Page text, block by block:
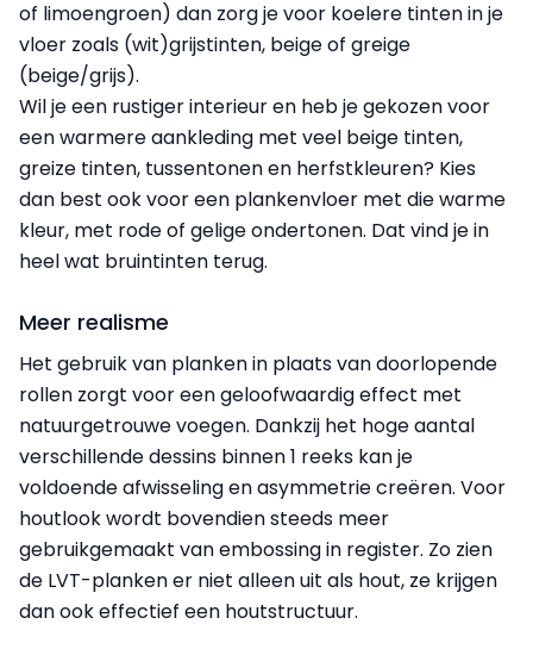
of limoengroen) dan zorg je voor koelere tinten in je
vloer zoals (wit)grijstinten, beige of greige
(beige/grijs).
Wil je een rustiger interieur en heb je gekozen voor
een warmere aankleding met veel beige tinten,
greize tinten, tussentonen en herfstkleuren? Kies
dan best ook voor een plankenvloer met die warme
kleur, met rode of gelige ondertonen. Dat vind je in
heel wat bruintinten terug.
Meer realisme
Het gebruik van planken in plaats van doorlopende
rollen zorgt voor een geloofwaardig effect met
natuurgetrouwe voegen. Dankzij het hoge aantal
verschillende dessins binnen 1 reeks kan je
voldoende afwisseling en asymmetrie creëren. Voor
houtlook wordt bovendien steeds meer
gebruikgemaakt van embossing in register. Zo zien
de LVT-planken er niet alleen uit als hout, ze krijgen
dan ook effectief een houtstructuur.